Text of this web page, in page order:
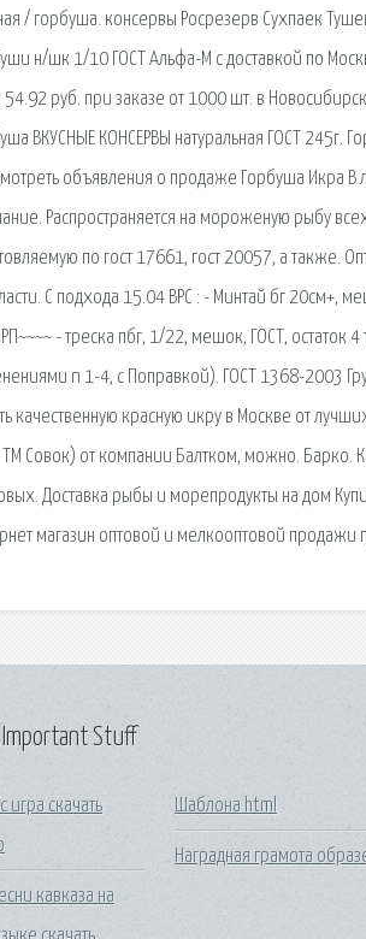
/ горбуша. консервы Росрезерв Сухпаек
н/шк 1/10 ГОСТ Альфа-М с доставкой по
54.92 руб. при заказе от 1000 шт. в
ВКУСНЫЕ КОНСЕРВЫ натуральная ГОСТ 245г.
объявления о продаже Горбуша Икра В
Распространяется на мороженую рыбу
по гост 17661, гост 20057, а
С подхода 15.04 ВРС : - Минтай бг 20см+,
- треска пбг, 1/22, мешок, ГОСТ,
n 1-4, с Поправкой). ГОСТ 1368-2003
качественную красную икру в Москве от
ТМ Совок) от компании Балтком, можно.
Доставка рыбы и морепродукты на дом
магазин оптовой и мелкооптовой
Stuff
игра скачать
кавказа на
Шаблона html
Наградная грамота